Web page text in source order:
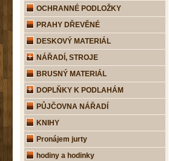
OCHRANNÉ PODLOŽKY
PRAHY DŘEVĚNÉ
DESKOVÝ MATERIÁL
NÁŘADÍ, STROJE
BRUSNÝ MATERIÁL
DOPLŇKY K PODLAHÁM
PŮJČOVNA NÁŘADÍ
KNIHY
Pronájem jurty
hodiny a hodinky